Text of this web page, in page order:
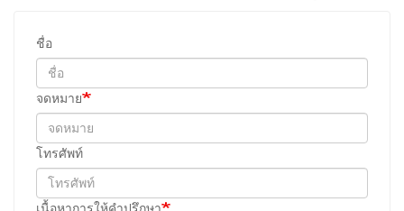
ชื่อ
จดหมาย
โทรศัพท์